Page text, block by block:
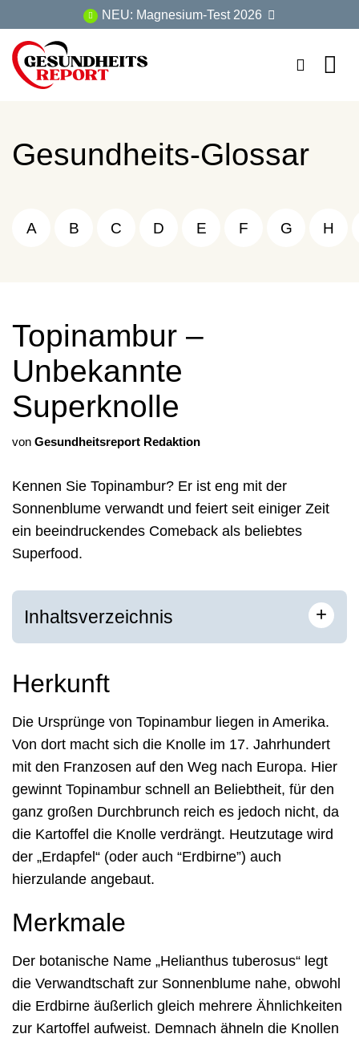
Inhalt
springen
NEU: Magnesium-Test 2026
Gesundheits-Glossar
A B C D E F G H
Topinambur –
Unbekannte
Superknolle
von Gesundheitsreport Redaktion
Kennen Sie Topinambur? Er ist eng mit der
Sonnenblume verwandt und feiert seit einiger Zeit
ein beeindruckendes Comeback als beliebtes
Superfood.
Inhaltsverzeichnis +
Herkunft
Die Ursprünge von Topinambur liegen in Amerika.
Von dort macht sich die Knolle im 17. Jahrhundert
mit den Franzosen auf den Weg nach Europa. Hier
gewinnt Topinambur schnell an Beliebtheit, für den
ganz großen Durchbrunch reich es jedoch nicht, da
die Kartoffel die Knolle verdrängt. Heutzutage wird
der „Erdapfel“ (oder auch “Erdbirne”) auch
hierzulande angebaut.
Merkmale
Der botanische Name „Helianthus tuberosus“ legt
die Verwandtschaft zur Sonnenblume nahe, obwohl
die Erdbirne äußerlich gleich mehrere Ähnlichkeiten
zur Kartoffel aufweist. Demnach ähneln die Knollen